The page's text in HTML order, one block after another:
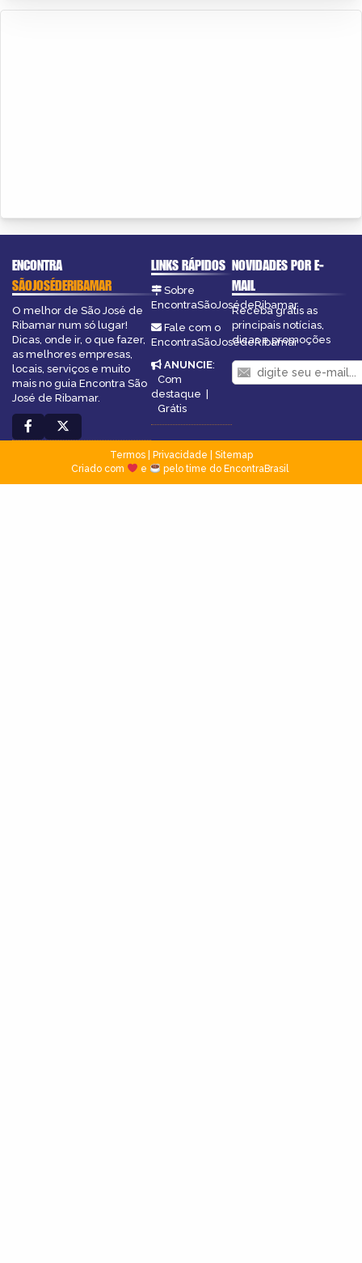
ENCONTRA
SÃOJOSÉDERIBAMAR
O melhor de São José de
Ribamar num só lugar!
Dicas, onde ir, o que fazer,
as melhores empresas,
locais, serviços e muito
mais no guia Encontra São
José de Ribamar.
LINKS RÁPIDOS
Sobre
EncontraSãoJosédeRibamar
Fale com o
EncontraSãoJosédeRibamar
ANUNCIE:
Com
destaque |
Grátis
NOVIDADES POR E-
MAIL
Receba grátis as
principais notícias,
dicas e promoções
Termos| Privacidade
Sitemap
Criado com
e pelo time do EncontraBrasil